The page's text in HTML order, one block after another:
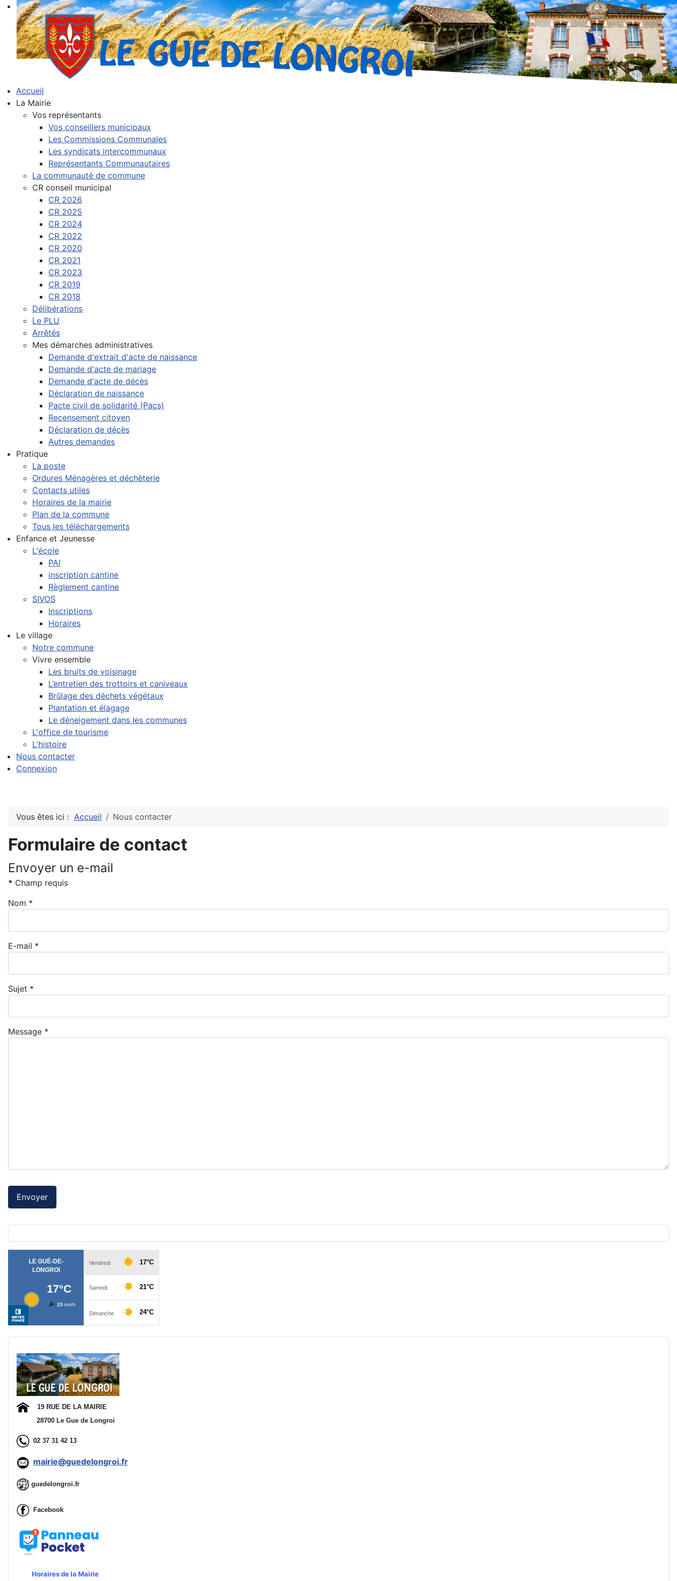
Accueil
La Mairie
Vos représentants
Vos conseillers municipaux
Les Commissions Communales
Les syndicats intercommunaux
Représentants Communautaires
La communauté de commune
CR conseil municipal
CR 2026
CR 2025
CR 2024
CR 2022
CR 2020
CR 2021
CR 2023
CR 2019
CR 2018
Délibérations
Le PLU
Arrêtés
Mes démarches administratives
Demande d'extrait d'acte de naissance
Demande d'acte de mariage
Demande d'acte de décès
Déclaration de naissance
Pacte civil de solidarité (Pacs)
Recensement citoyen
Déclaration de décès
Autres demandes
Pratique
La poste
Ordures Ménagères et déchèterie
Contacts utiles
Horaires de la mairie
Plan de la commune
Tous les téléchargements
Enfance et Jeunesse
L'école
PAI
inscription cantine
Règlement cantine
SIVOS
Inscriptions
Horaires
Le village
Notre commune
Vivre ensemble
Les bruits de voisinage
L’entretien des trottoirs et caniveaux
Brûlage des déchets végétaux
Plantation et élagage
Le déneigement dans les communes
L'office de tourisme
L'histoire
Nous contacter
Connexion
Ad
19 RUE DE LA MAIRIE
28700 Le Gue de Longroi
02 37 31 42 13
mairie@guedelongroi.fr
guedelongroi.fr
Facebook
Horaires de la Mairie
Vous êtes ici : Accueil Nous contacter
Formulaire de contact
Envoyer un e-mail
* Champ requis
Nom *
E-mail *
Sujet *
Message *
Envoyer